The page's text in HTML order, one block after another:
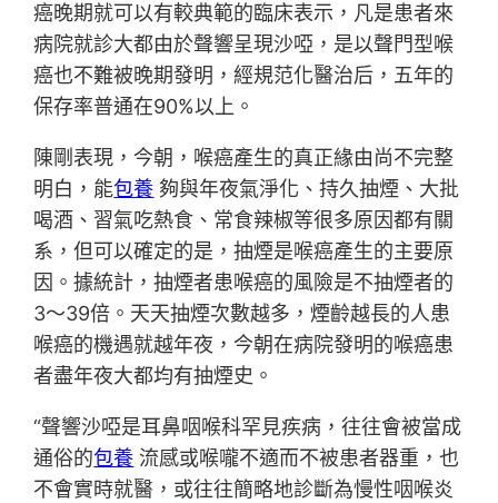
癌晚期就可以有較典範的臨床表示，凡是患者來
病院就診大都由於聲響呈現沙啞，是以聲門型喉
癌也不難被晚期發明，經規范化醫治后，五年的
保存率普通在90%以上。
陳剛表現，今朝，喉癌產生的真正緣由尚不完整
明白，能包養 夠與年夜氣淨化、持久抽煙、大批
喝酒、習氣吃熱食、常食辣椒等很多原因都有關
系，但可以確定的是，抽煙是喉癌產生的主要原
因。據統計，抽煙者患喉癌的風險是不抽煙者的
3～39倍。天天抽煙次數越多，煙齡越長的人患
喉癌的機遇就越年夜，今朝在病院發明的喉癌患
者盡年夜大都均有抽煙史。
“聲響沙啞是耳鼻咽喉科罕見疾病，往往會被當成
通俗的包養 流感或喉嚨不適而不被患者器重，也
不會實時就醫，或往往簡略地診斷為慢性咽喉炎